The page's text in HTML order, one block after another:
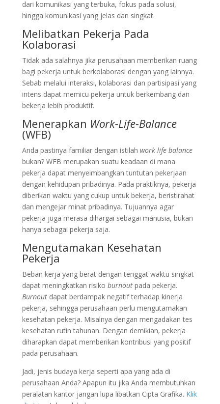
dari komunikasi yang terbuka, fokus pada solusi,
hingga komunikasi yang jelas dan singkat.
Melibatkan Pekerja Pada
Kolaborasi
Tidak ada salahnya jika perusahaan memberikan ruang
bagi pekerja untuk berkolaborasi dengan yang lainnya.
Sebab melalui interaksi, kolaborasi dan partisipasi yang
intens dapat memicu pekerja untuk berkembang dan
bekerja lebih produktif.
Menerapkan Work-Life-Balance
(WFB)
Anda pastinya familiar dengan istilah work life balance
bukan? WFB merupakan suatu keadaan di mana
pekerja dapat menyeimbangkan tuntutan pekerjaan
dengan kehidupan pribadinya. Pada praktiknya, pekerja
diberikan waktu yang cukup untuk bekerja, beristirahat
dan mengejar minat pribadinya. Tujuannya agar
pekerja juga merasa dihargai sebagai manusia, bukan
hanya sebagai pekerja saja.
Mengutamakan Kesehatan
Pekerja
Beban kerja yang berat dengan tenggat waktu singkat
dapat meningkatkan risiko burnoutpada pekerja.
Burnout dapat berdampak negatif terhadap kinerja
pekerja, sehingga perusahaan perlu mengutamakan
kesehatan pekerja. Misalnya dengan mengadakan tes
kesehatan rutin tahunan. Dengan demikian, pekerja
diharapkan dapat memberikan kontribusi yang positif
pada perusahaan.
Jadi, jenis budaya kerja seperti apa yang ada di
perusahaan Anda? Apapun itu jika Anda membutuhkan
peralatan kantor jangan lupa libatkan Cipta Grafika. Klik